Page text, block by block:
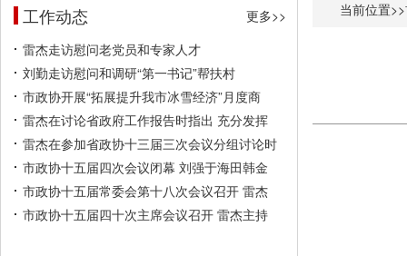
工作动态
更多>>
雷杰走访慰问老党员和专家人才
刘勤走访慰问和调研“第一书记”帮扶村
市政协开展“拓展提升我市冰雪经济”月度商
雷杰在讨论省政府工作报告时指出 充分发挥
雷杰在参加省政协十三届三次会议分组讨论时
市政协十五届四次会议闭幕 刘强于海田韩金
市政协十五届常委会第十八次会议召开 雷杰
市政协十五届四十次主席会议召开 雷杰主持
当前位置>>